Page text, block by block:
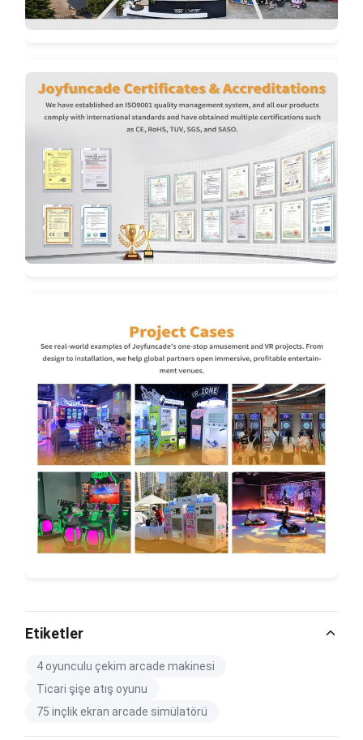
Etiketler
4 oyunculu çekim arcade makinesi
Ticari şişe atış oyunu
75 inçlik ekran arcade simülatörü